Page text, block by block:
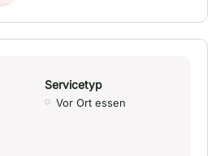
Servicetyp
Vor Ort essen